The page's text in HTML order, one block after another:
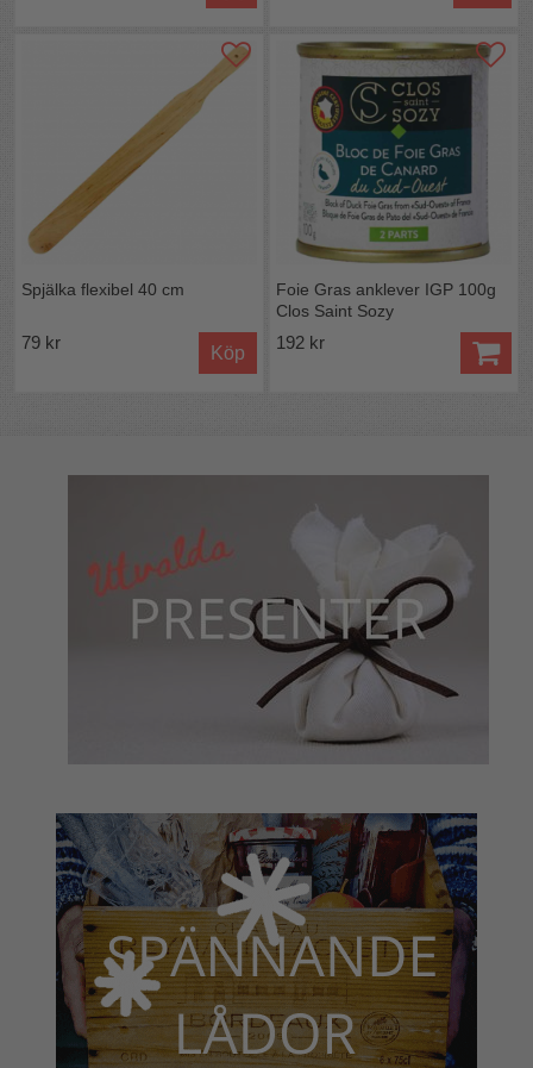
Spjälka flexibel 40 cm
79 kr
Köp
Foie Gras anklever IGP 100g
Clos Saint Sozy
192 kr